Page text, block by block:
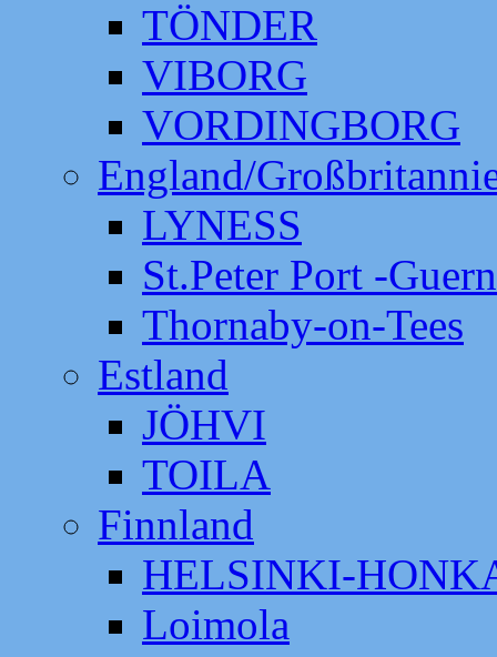
TÖNDER
VIBORG
VORDINGBORG
England/
LYNESS
St.Peter Port -
Thornaby-on-Tees
Estland
JÖHVI
TOILA
Finnland
HELSINKI-
Loimola